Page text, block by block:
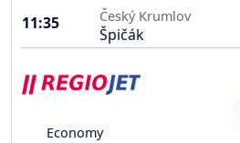
11:35
Český Krumlov
Špičák
Economy